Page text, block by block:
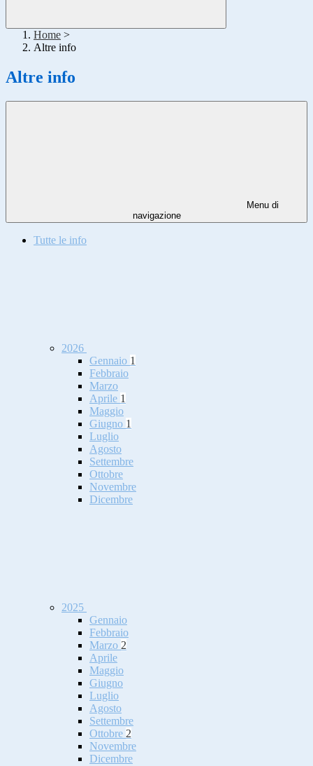
Home >
Altre info
Altre info
Menu di
navigazione
Tutte le info
2026
Gennaio 1
Febbraio
Marzo
Aprile 1
Maggio
Giugno 1
Luglio
Agosto
Settembre
Ottobre
Novembre
Dicembre
2025
Gennaio
Febbraio
Marzo 2
Aprile
Maggio
Giugno
Luglio
Agosto
Settembre
Ottobre 2
Novembre
Dicembre